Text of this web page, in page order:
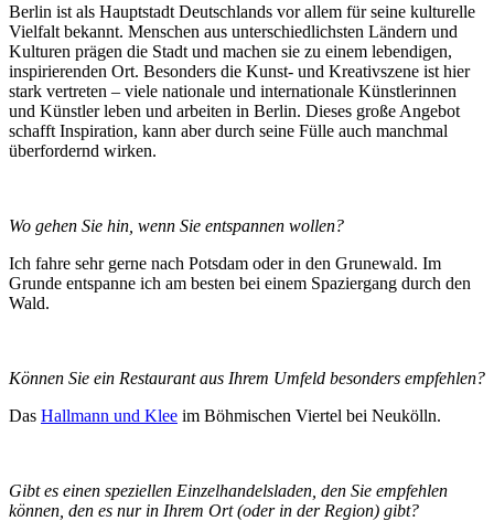
Berlin ist als Hauptstadt Deutschlands vor allem für seine kulturelle
Vielfalt bekannt. Menschen aus unterschiedlichsten Ländern und
Kulturen prägen die Stadt und machen sie zu einem lebendigen,
inspirierenden Ort. Besonders die Kunst- und Kreativszene ist hier
stark vertreten – viele nationale und internationale Künstlerinnen
und Künstler leben und arbeiten in Berlin. Dieses große Angebot
schafft Inspiration, kann aber durch seine Fülle auch manchmal
überfordernd wirken.
Wo gehen Sie hin, wenn Sie entspannen wollen?
Ich fahre sehr gerne nach Potsdam oder in den Grunewald. Im
Grunde entspanne ich am besten bei einem Spaziergang durch den
Wald.
Können Sie ein Restaurant aus Ihrem Umfeld besonders empfehlen?
Das Hallmann und Klee im Böhmischen Viertel bei Neukölln.
Gibt es einen speziellen Einzelhandelsladen, den Sie empfehlen
können, den es nur in Ihrem Ort (oder in der Region) gibt?